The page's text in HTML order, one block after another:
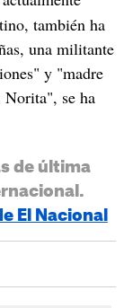
también ha
una militante
y "madre
Norita", se ha
de última
El Nacional